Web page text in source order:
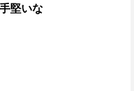
堅いな